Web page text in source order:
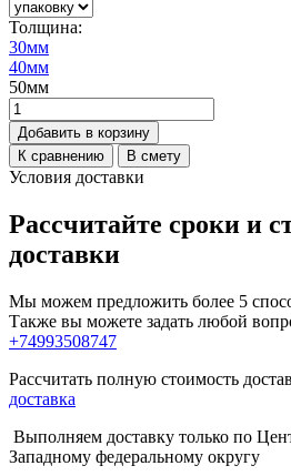
Толщина:
30мм
40мм
50мм
Добавить в корзину
К сравнению
В смету
Условия доставки
Рассчитайте сроки и
доставки
Мы можем предложить более 5
Также вы можете задать любой
+74993508747
Рассчитать полную стоимость
доставка
Выполняем доставку только по
Западному федеральному округу